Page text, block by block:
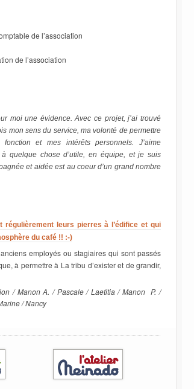
de l’association
de l’association
moi une évidence. Avec ce projet, j’ai trouvé
mon sens du service, ma volonté de permettre
et mes intérêts personnels. J’aime
quelque chose d’utile, en équipe, et je suis
et aidée est au coeur d’un grand nombre
leurs pierres à l’édifice et qui
du café !! :-)
employés ou stagiaires qui sont passés
à permettre à La tribu d’exister et de grandir,
/ Manon A. / Pascale / Laetitia / Manon P. /
/ Nancy